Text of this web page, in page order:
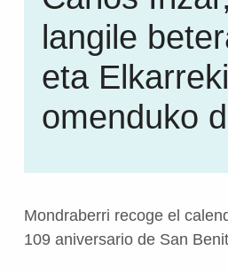
langile
eta
omenduko
Mondraberri recoge el
109 aniversario de San